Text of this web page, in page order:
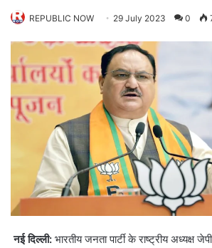
REPUBLIC NOW 29 July 2023 0
नई दिल्ली: भारतीय जनता पार्टी के राष्ट्रीय अध्यक्ष